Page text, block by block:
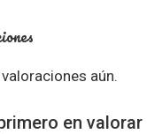
aún.
en valorar